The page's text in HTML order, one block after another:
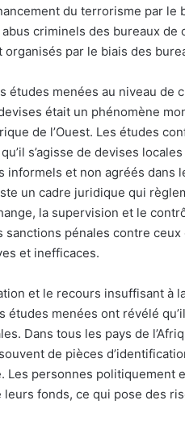
du terrorisme par
criminels des bureaux
par le biais des
études menées au niveau de
était un phénomène
de l’Ouest. Les études
s’agisse de devises
informels et non agréés dans
un cadre juridique qui
la supervision et le
sanctions pénales contre
et inefficaces.
et le recours insuffisant à
études menées ont révélé
Dans tous les pays de
de pièces
Les personnes politiquement
leurs fonds, ce qui pose des